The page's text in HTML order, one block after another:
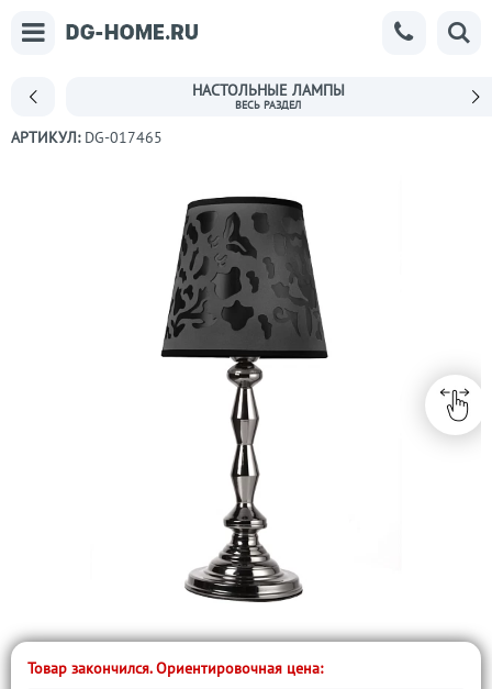
НАСТОЛЬНЫЕ ЛАМПЫ
АРТИКУЛ: DG-017465
Товар закончился. Ориентировочная цена: